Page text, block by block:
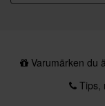
Varumärken du
Tips,